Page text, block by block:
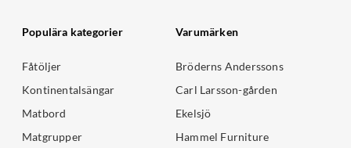
Populära kategorier
Fåtöljer
Kontinentalsängar
Matbord
Matgrupper
Varumärken
Bröderns Anderssons
Carl Larsson-gården
Ekelsjö
Hammel Furniture